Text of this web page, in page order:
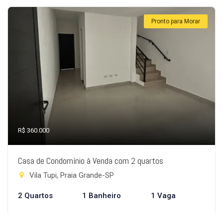
Pronto para Morar
R$ 360.000
Casa de Condomínio à Venda com 2 quartos
Vila Tupi, Praia Grande-SP
2 Quartos 1 Banheiro 1 Vaga